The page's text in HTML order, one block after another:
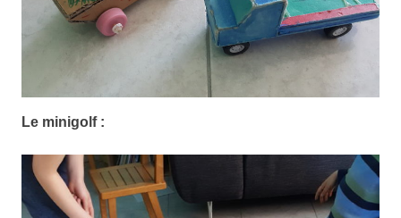
Le minigolf :